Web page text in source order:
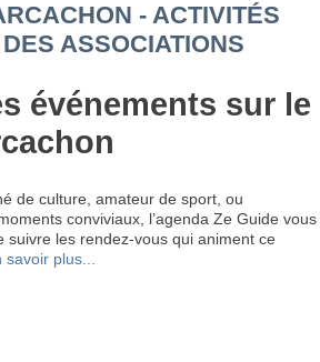
- ACTIVITÉS
ASSOCIATIONS
événements sur le
de culture, amateur de sport, ou
conviviaux, l’agenda Ze Guide vous
suivre les rendez-vous qui animent ce
savoir plus...